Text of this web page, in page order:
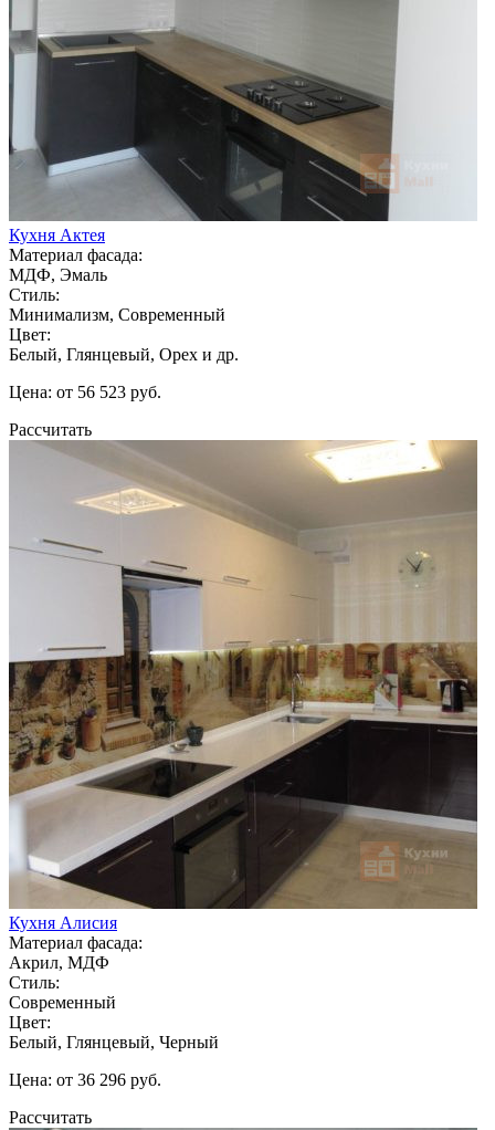
Кухня Актея
Материал фасада:
МДФ, Эмаль
Стиль:
Минимализм, Современный
Цвет:
Белый, Глянцевый, Орех и др.
Цена: от 56 523 руб.
Рассчитать
Кухня Алисия
Материал фасада:
Акрил, МДФ
Стиль:
Современный
Цвет:
Белый, Глянцевый, Черный
Цена: от 36 296 руб.
Рассчитать